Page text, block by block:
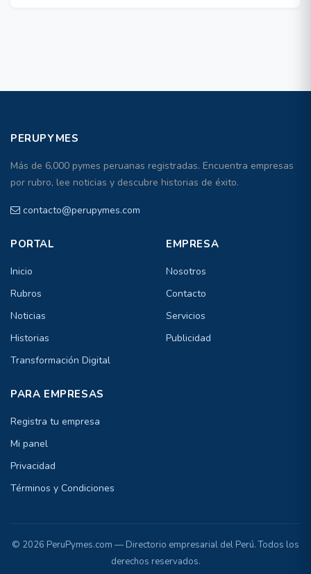
PERUPYMES
Más de 6,000 pymes peruanas registradas. Encuentra empresas
por rubro, lee noticias y descubre historias de éxito.
contacto@perupymes.com
PORTAL
Inicio
Rubros
Noticias
Historias
Transformación Digital
EMPRESA
Nosotros
Contacto
Servicios
Publicidad
PARA EMPRESAS
Registra tu empresa
Mi panel
Privacidad
Términos y Condiciones
© 2026 PeruPymes.com — Directorio empresarial del Perú. Todos los
derechos reservados.